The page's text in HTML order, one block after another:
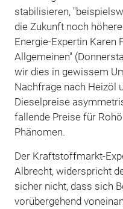
stabilisieren,
die Zukunft noch
Energie-Expertin Karen
Allgemeinen"
wir dies in gewissem
Nachfrage nach Heizöl
Dieselpreise
fallende Preise für
Phänomen.
Der Kraftstoffmarkt-
Albrecht, widerspricht
sicher nicht, dass sich
vorübergehend